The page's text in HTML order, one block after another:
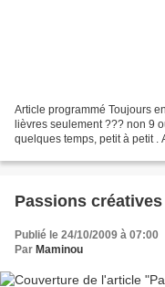
Article programmé Toujours
lièvres seulement ??? non 9
quelques temps, petit à petit .
Passions
Publié le 24/10/2009 à 07:00
Par Maminou